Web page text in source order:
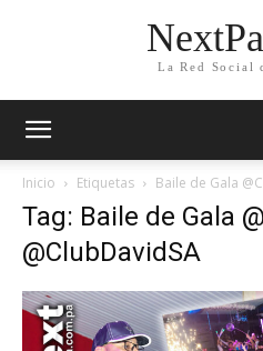
La Red Social
Inicio Etiquetas Baile de Gala
Tag: Baile de Gala
@ClubDavidSA